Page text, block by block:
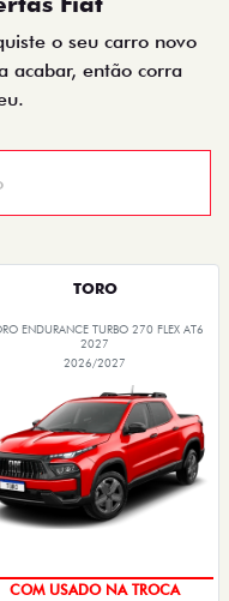
o seu carro novo
acabar, então corra
TORO
ENDURANCE TURBO 270 FLEX AT6
2027
2026/2027
OPORTUNIDADE